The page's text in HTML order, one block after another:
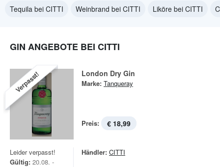
Tequila bei CITTI
Weinbrand bei CITTI Liköre bei CITTI
GIN ANGEBOTE BEI CITTI
Verpasst! London Dry Gin
Marke: Tanqueray
Preis: € 18,99
Leider verpasst!
Gültig: 20.08. -
Händler: CITTI